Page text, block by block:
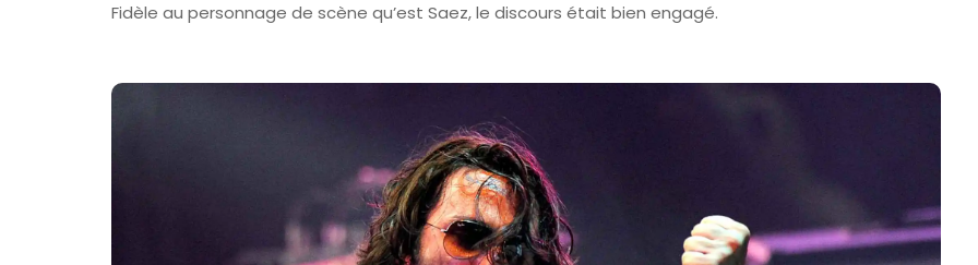
Fidèle au personnage de scène qu’est Saez, le discours était bien engagé.
FOIRE AUX VINS D'ALSACE DE COLMAR - FAVCOLMAR TOMORROWLAND